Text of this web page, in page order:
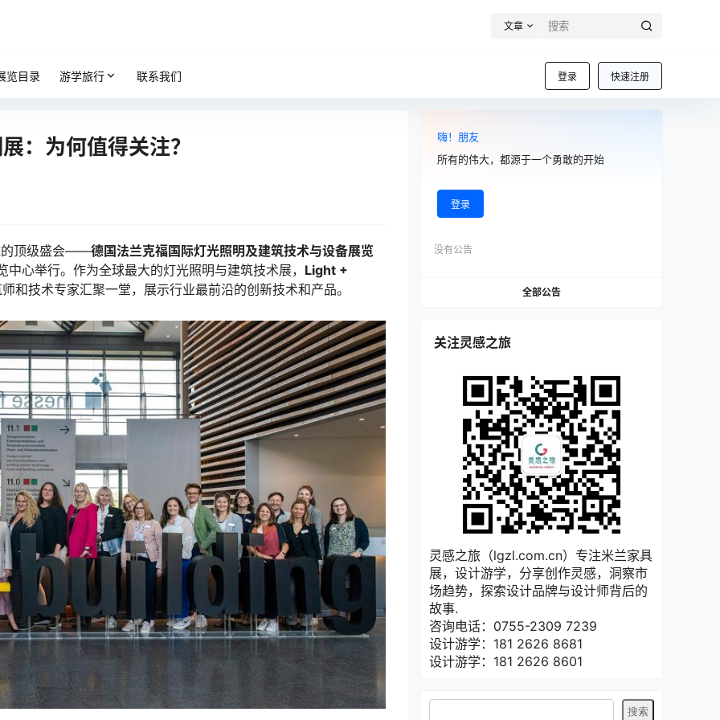
文章
登录 快速注册
览目录 游学旅行 联系我们
：为何值得关注？
的顶级盛会——德国法兰克福国际灯光照明及建筑技术与设备展览
心举行。作为全球最大的灯光照明与建筑技术展， Light +
和技术专家汇聚一堂，展示行业最前沿的创新技术和产品。
嗨！朋友
所有的伟大，都源于一个勇敢的开始
登录
没有公告
全部公告
关注灵感之旅
灵感之旅（lgzl.com.cn）专注米兰家具
展，设计游学，分享创作灵感，洞察市
场趋势，探索设计品牌与设计师背后的
故事.
咨询电话：0755-2309 7239
设计游学：181 2626 8681
设计游学：181 2626 8601